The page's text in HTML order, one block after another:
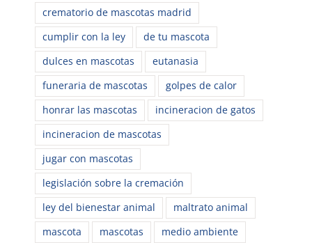
crematorio de mascotas madrid
cumplir con la ley
de tu mascota
dulces en mascotas
eutanasia
funeraria de mascotas
golpes de calor
honrar las mascotas
incineracion de gatos
incineracion de mascotas
jugar con mascotas
legislación sobre la cremación
ley del bienestar animal
maltrato animal
mascota
mascotas
medio ambiente